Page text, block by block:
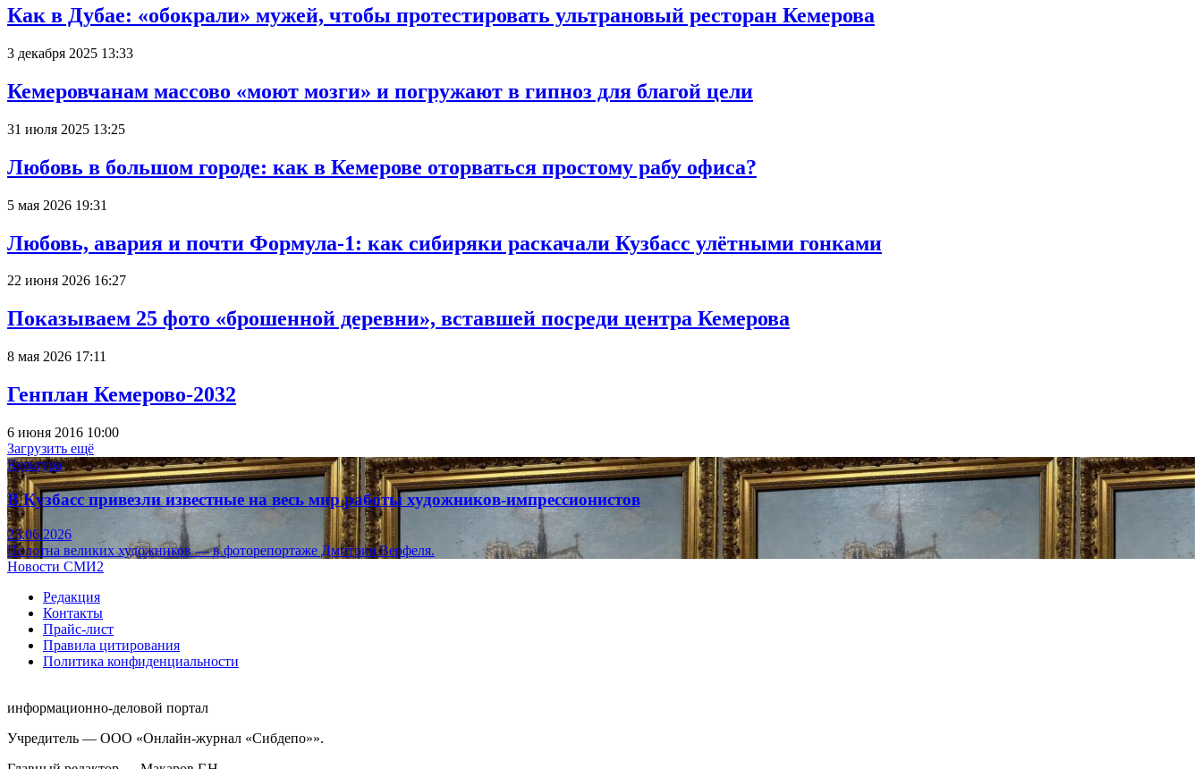
Как в Дубае: «обокрали» мужей, чтобы протестировать ультрановый ресторан Кемерова
3 декабря 2025 13:33
Кемеровчанам массово «моют мозги» и погружают в гипноз для благой цели
31 июля 2025 13:25
Любовь в большом городе: как в Кемерове оторваться простому рабу офиса?
5 мая 2026 19:31
Любовь, авария и почти Формула-1: как сибиряки раскачали Кузбасс улётными гонками
22 июня 2026 16:27
Показываем 25 фото «брошенной деревни», вставшей посреди центра Кемерова
8 мая 2026 17:11
Генплан Кемерово-2032
6 июня 2016 10:00
Загрузить ещё
Культура
В Кузбасс привезли известные на весь мир работы художников-импрессионистов
23.06.2026
Полотна великих художников — в фоторепортаже Дмитрия Верфеля.
Новости СМИ2
Редакция
Контакты
Прайс-лист
Правила цитирования
Политика конфиденциальности
информационно-деловой портал
Учредитель — ООО «Онлайн-журнал «Сибдепо»».